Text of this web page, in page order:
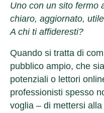
Uno con un sito fermo
chiaro, aggiornato,
A chi ti affideresti?
Quando si tratta di
pubblico ampio, che
potenziali o lettori
professionisti spesso
voglia – di mettersi alla